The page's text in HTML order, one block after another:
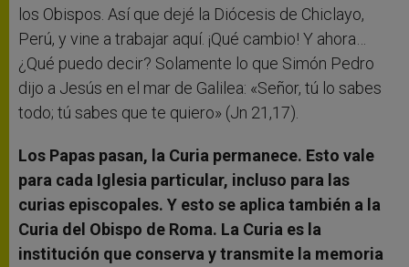
los Obispos. Así que dejé la Diócesis de Chiclayo,
Perú, y vine a trabajar aquí. ¡Qué cambio! Y ahora…
¿Qué puedo decir? Solamente lo que Simón Pedro
dijo a Jesús en el mar de Galilea: «Señor, tú lo sabes
todo; tú sabes que te quiero» (Jn 21,17).
Los Papas pasan, la Curia permanece. Esto vale
para cada Iglesia particular, incluso para las
curias episcopales. Y esto se aplica también a la
Curia del Obispo de Roma. La Curia es la
institución que conserva y transmite la memoria